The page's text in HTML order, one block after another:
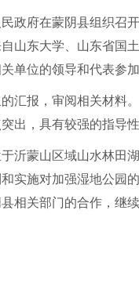
政府在蒙阴县组织召
山东大学、山东省国
单位的领导和代表参
汇报，审阅相关材料
出，具有较强的指导
沂蒙山区域山水林田
实施对加强湿地公园
相关部门的合作，继